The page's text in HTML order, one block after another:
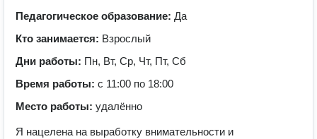
Педагогическое образование: Да
Кто занимается: Взрослый
Дни работы: Пн, Вт, Ср, Чт, Пт, Сб
Время работы: с 11:00 по 18:00
Место работы: удалённо
Я нацелена на выработку внимательности и